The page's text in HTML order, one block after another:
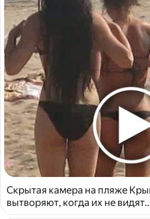
Скрытая камера на пляже
вытворяют, когда их не